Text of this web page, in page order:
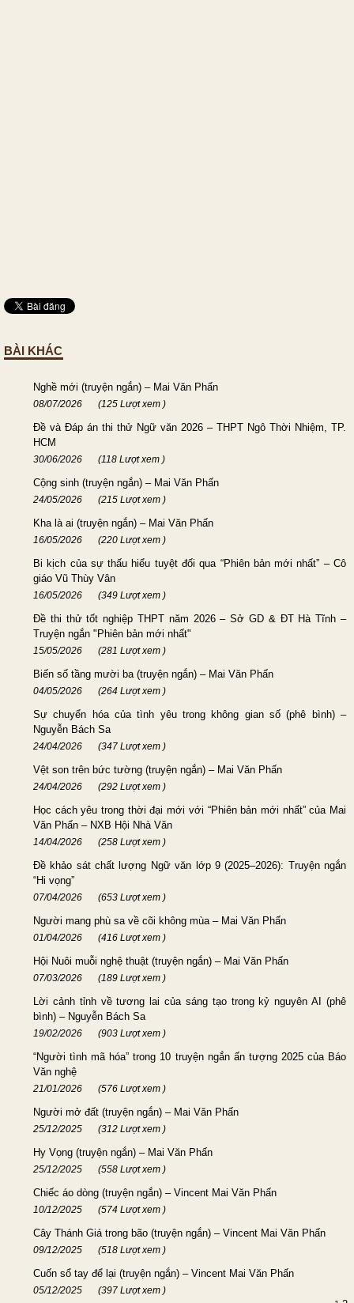
BÀI KHÁC
Nghề mới (truyện ngắn) – Mai Văn Phấn
08/07/2026 (125 Lượt xem )
Đề và Đáp án thi thử Ngữ văn 2026 – THPT Ngô Thời Nhiệm, TP.
HCM
30/06/2026 (118 Lượt xem )
Cộng sinh (truyện ngắn) – Mai Văn Phấn
24/05/2026 (215 Lượt xem )
Kha là ai (truyện ngắn) – Mai Văn Phấn
16/05/2026 (220 Lượt xem )
Bi kịch của sự thấu hiểu tuyệt đối qua “Phiên bản mới nhất” – Cô
giáo Vũ Thùy Vân
16/05/2026 (349 Lượt xem )
Đề thi thử tốt nghiệp THPT năm 2026 – Sở GD & ĐT Hà Tĩnh –
Truyện ngắn "Phiên bản mới nhất"
15/05/2026 (281 Lượt xem )
Biến số tầng mười ba (truyện ngắn) – Mai Văn Phấn
04/05/2026 (264 Lượt xem )
Sự chuyển hóa của tình yêu trong không gian số (phê bình) –
Nguyễn Bách Sa
24/04/2026 (347 Lượt xem )
Vệt son trên bức tường (truyện ngắn) – Mai Văn Phấn
24/04/2026 (292 Lượt xem )
Học cách yêu trong thời đại mới với “Phiên bản mới nhất” của Mai
Văn Phấn – NXB Hội Nhà Văn
14/04/2026 (258 Lượt xem )
Đề khảo sát chất lượng Ngữ văn lớp 9 (2025–2026): Truyện ngắn
“Hi vọng”
07/04/2026 (653 Lượt xem )
Người mang phù sa về cõi không mùa – Mai Văn Phấn
01/04/2026 (416 Lượt xem )
Hội Nuôi muỗi nghệ thuật (truyện ngắn) – Mai Văn Phấn
07/03/2026 (189 Lượt xem )
Lời cảnh tỉnh về tương lai của sáng tạo trong kỷ nguyên AI (phê
bình) – Nguyễn Bách Sa
19/02/2026 (903 Lượt xem )
“Người tình mã hóa” trong 10 truyện ngắn ấn tượng 2025 của Báo
Văn nghệ ​
21/01/2026 (576 Lượt xem )
Người mở đất (truyện ngắn) – Mai Văn Phấn
25/12/2025 (312 Lượt xem )
Hy Vọng (truyện ngắn) – Mai Văn Phấn
25/12/2025 (558 Lượt xem )
Chiếc áo dòng (truyện ngắn) – Vincent Mai Văn Phấn
10/12/2025 (574 Lượt xem )
Cây Thánh Giá trong bão (truyện ngắn) – Vincent Mai Văn Phấn
09/12/2025 (518 Lượt xem )
Cuốn sổ tay để lại (truyện ngắn) – Vincent Mai Văn Phấn
05/12/2025
(397 Lượt xem )